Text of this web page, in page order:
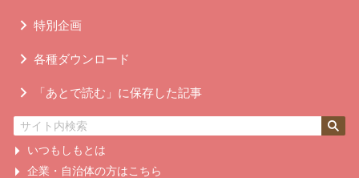
特別企画
各種ダウンロード
「あとで読む」に保存した記事
いつもしもとは
企業・自治体の方はこちら